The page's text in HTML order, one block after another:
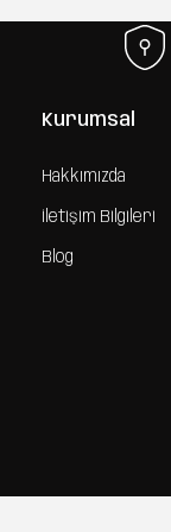
Kurumsal
Hakkımızda
İletişim Bilgileri
Blog